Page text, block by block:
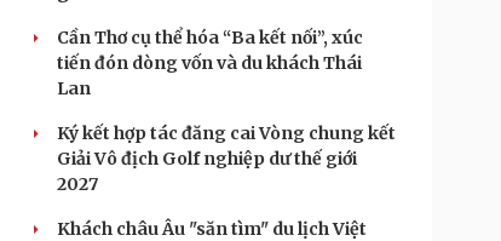
Cần Thơ cụ thể hóa “Ba kết nối”, xúc
tiến đón dòng vốn và du khách Thái
Lan
Ký kết hợp tác đăng cai Vòng chung kết
Giải Vô địch Golf nghiệp dư thế giới
2027
Khách châu Âu "săn tìm" du lịch Việt